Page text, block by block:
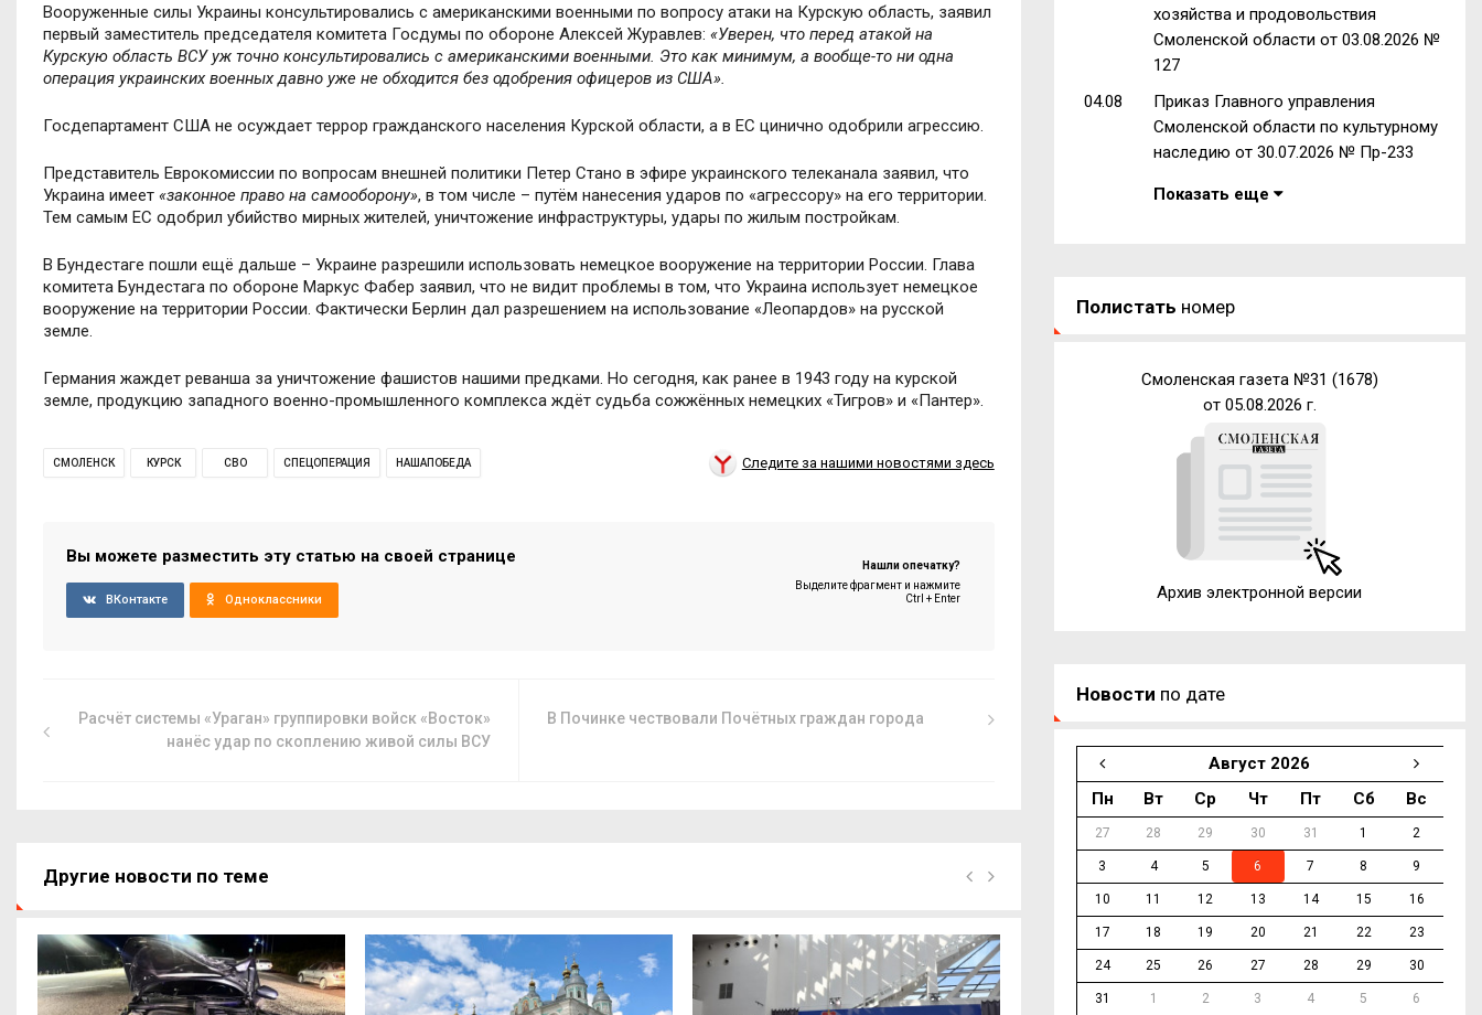
Вооруженные силы Украины консультировались с американскими военными по вопросу атаки на Курскую область, заявил
первый заместитель председателя комитета Госдумы по обороне Алексей Журавлев: «Уверен, что перед атакой на
Курскую область ВСУ уж точно консультировались с американскими военными. Это как минимум, а вообще-то ни одна
операция украинских военных давно уже не обходится без одобрения офицеров из США».
Госдепартамент США не осуждает террор гражданского населения Курской области, а в ЕС цинично одобрили агрессию.
Представитель Еврокомиссии по вопросам внешней политики Петер Стано в эфире украинского телеканала заявил, что
Украина имеет «законное право на самооборону», в том числе – путём нанесения ударов по «агрессору» на его территории.
Тем самым ЕС одобрил убийство мирных жителей, уничтожение инфраструктуры, удары по жилым постройкам.
В Бундестаге пошли ещё дальше – Украине разрешили использовать немецкое вооружение на территории России. Глава
комитета Бундестага по обороне Маркус Фабер заявил, что не видит проблемы в том, что Украина использует немецкое
вооружение на территории России. Фактически Берлин дал разрешением на использование «Леопардов» на русской
земле.
Германия жаждет реванша за уничтожение фашистов нашими предками. Но сегодня, как ранее в 1943 году на курской
земле, продукцию западного военно-промышленного комплекса ждёт судьба сожжённых немецких «Тигров» и «Пантер».
СМОЛЕНСК КУРСК СВО СПЕЦОПЕРАЦИЯ НАШАПОБЕДА Следите за нашими новостями здесь
Вы можете разместить эту статью на своей странице
ВКонтакте Одноклассники
Нашли опечатку?
Выделите фрагмент и нажмите
Ctrl + Enter
Расчёт системы «Ураган» группировки войск «Восток»
нанёс удар по скоплению живой силы ВСУ
В Починке чествовали Почётных граждан города
Другие новости по теме
хозяйства и продовольствия
Смоленской области от 03.08.2026 №
127
04.08
Приказ Главного управления
Смоленской области по культурному
наследию от 30.07.2026 № Пр-233
Показать еще
Полистать номер
Смоленская газета №31 (1678)
от 05.08.2026 г.
Архив электронной версии
Новости по дате
Август 2026
Пн
Вт Ср Чт Пт Сб Вс
27 28 29 30 31 1 2
3 4 5 6 7 8 9
10 11 12 13 14 15 16
17 18 19 20 21 22 23
24 25 26 27 28 29 30
31 1 2 3 4 5 6